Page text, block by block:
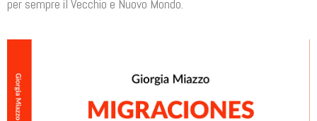
per sempre il Vecchio e Nuovo Mondo.